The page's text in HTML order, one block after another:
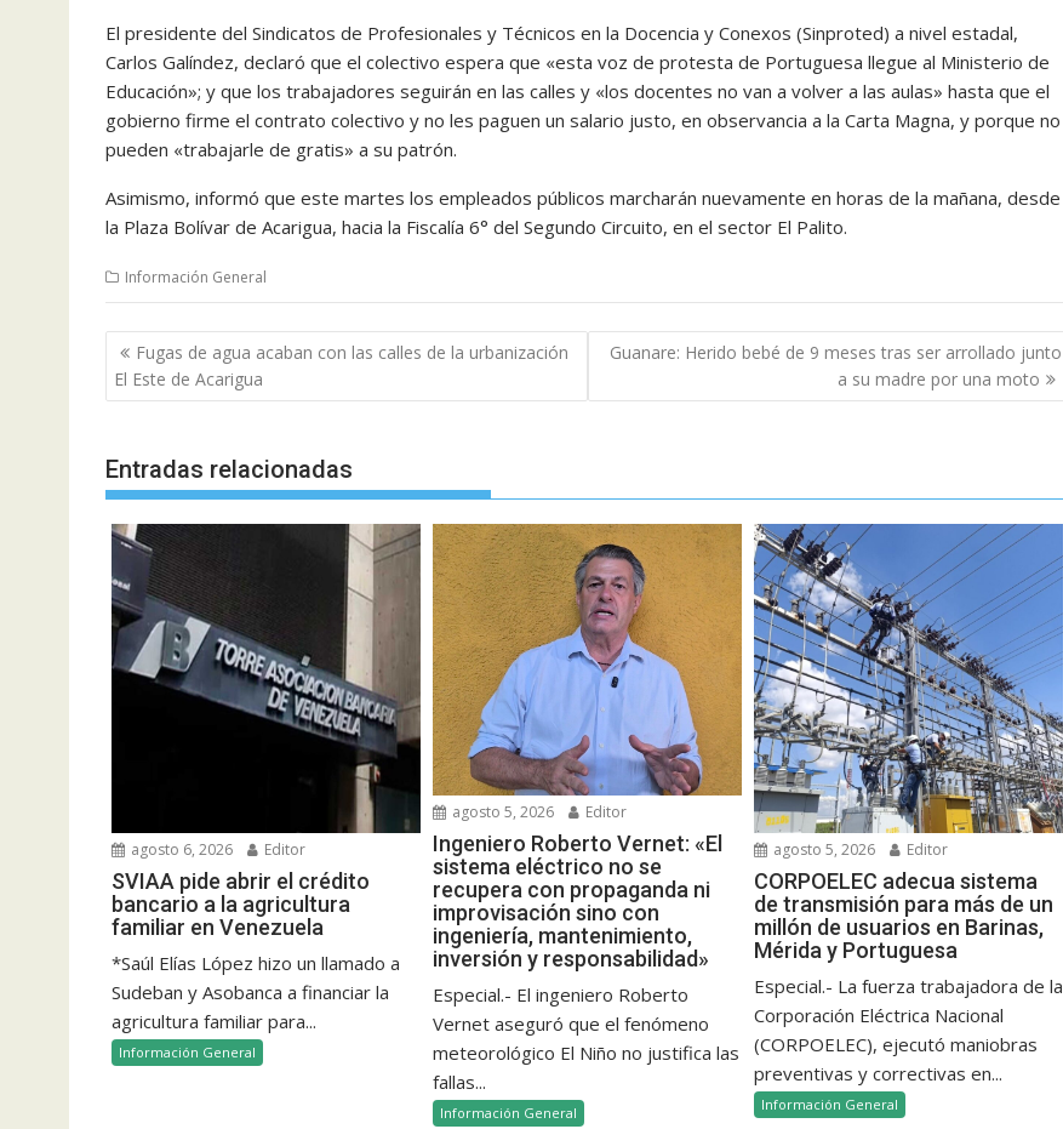
El presidente del Sindicatos de Profesionales y Técnicos en la Docencia y Conexos (Sinproted) a nivel estadal,
Carlos Galíndez, declaró que el colectivo espera que «esta voz de protesta de Portuguesa llegue al Ministerio de
Educación»; y que los trabajadores seguirán en las calles y «los docentes no van a volver a las aulas» hasta que el
gobierno firme el contrato colectivo y no les paguen un salario justo, en observancia a la Carta Magna, y porque no
pueden «trabajarle de gratis» a su patrón.
Asimismo, informó que este martes los empleados públicos marcharán nuevamente en horas de la mañana, desde
la Plaza Bolívar de Acarigua, hacia la Fiscalía 6° del Segundo Circuito, en el sector El Palito.
Información General
Navegación
de
entradas
Fugas de agua acaban con las calles de la urbanización
El Este de Acarigua
Guanare: Herido bebé de 9 meses tras ser arrollado junto
a su madre por una moto
Entradas relacionadas
agosto 6, 2026 Editor
SVIAA pide abrir el crédito
bancario a la agricultura
familiar en Venezuela
*Saúl Elías López hizo un llamado a
Sudeban y Asobanca a financiar la
agricultura familiar para...
Información General
agosto 5, 2026 Editor
Ingeniero Roberto Vernet: «El
sistema eléctrico no se
recupera con propaganda ni
improvisación sino con
ingeniería, mantenimiento,
inversión y responsabilidad»
Especial.- El ingeniero Roberto
Vernet aseguró que el fenómeno
meteorológico El Niño no justifica las
fallas...
Información General
agosto 5, 2026 Editor
CORPOELEC adecua sistema
de transmisión para más de un
millón de usuarios en Barinas,
Mérida y Portuguesa
Especial.- La fuerza trabajadora de la
Corporación Eléctrica Nacional
(CORPOELEC), ejecutó maniobras
preventivas y correctivas en...
Información General